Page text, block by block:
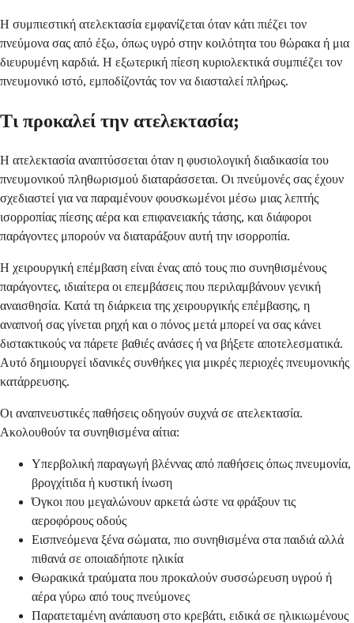
Η συμπιεστική ατελεκτασία εμφανίζεται όταν κάτι πιέζει τον
πνεύμονα σας από έξω, όπως υγρό στην κοιλότητα του θώρακα ή μια
διευρυμένη καρδιά. Η εξωτερική πίεση κυριολεκτικά συμπιέζει τον
πνευμονικό ιστό, εμποδίζοντάς τον να διασταλεί πλήρως.
Τι προκαλεί την ατελεκτασία;
Η ατελεκτασία αναπτύσσεται όταν η φυσιολογική διαδικασία του
πνευμονικού πληθωρισμού διαταράσσεται. Οι πνεύμονές σας έχουν
σχεδιαστεί για να παραμένουν φουσκωμένοι μέσω μιας λεπτής
ισορροπίας πίεσης αέρα και επιφανειακής τάσης, και διάφοροι
παράγοντες μπορούν να διαταράξουν αυτή την ισορροπία.
Η χειρουργική επέμβαση είναι ένας από τους πιο συνηθισμένους
παράγοντες, ιδιαίτερα οι επεμβάσεις που περιλαμβάνουν γενική
αναισθησία. Κατά τη διάρκεια της χειρουργικής επέμβασης, η
αναπνοή σας γίνεται ρηχή και ο πόνος μετά μπορεί να σας κάνει
διστακτικούς να πάρετε βαθιές ανάσες ή να βήξετε αποτελεσματικά.
Αυτό δημιουργεί ιδανικές συνθήκες για μικρές περιοχές πνευμονικής
κατάρρευσης.
Οι αναπνευστικές παθήσεις οδηγούν συχνά σε ατελεκτασία.
Ακολουθούν τα συνηθισμένα αίτια:
Υπερβολική παραγωγή βλέννας από παθήσεις όπως πνευμονία,
βρογχίτιδα ή κυστική ίνωση
Όγκοι που μεγαλώνουν αρκετά ώστε να φράξουν τις
αεροφόρους οδούς
Εισπνεόμενα ξένα σώματα, πιο συνηθισμένα στα παιδιά αλλά
πιθανά σε οποιαδήποτε ηλικία
Θωρακικά τραύματα που προκαλούν συσσώρευση υγρού ή
αέρα γύρω από τους πνεύμονες
Παρατεταμένη ανάπαυση στο κρεβάτι, ειδικά σε ηλικιωμένους